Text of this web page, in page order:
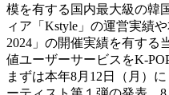
模を有する国内最大級の韓
ィア「Kstyle」の運営実績
2024」の開催実績を有する
値ユーザーサービスをK-
まずは本年8月12日（月）